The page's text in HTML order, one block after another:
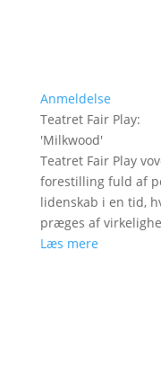
Anmeldelse
Teatret Fair Play:
'Milkwood'
Teatret Fair Play
forestilling fuld af
lidenskab i en tid,
præges af
Læs mere